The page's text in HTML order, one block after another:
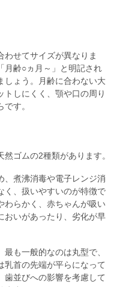
わせてサイズが異なりま
月齢○ヵ月～」と明記され
しょう。月齢に合わない大
トしにくく、顎や口の周り
す。
ゴムの2種類があります。
、煮沸消毒や電子レンジ消
く、扱いやすいのが特徴で
わらかく、赤ちゃんが吸い
おいがあったり、劣化が早
も一般的なのは丸型で、
乳首の先端が平らになって
歯並びへの影響を考慮して